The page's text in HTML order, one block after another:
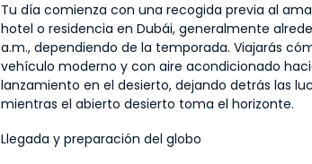
Tu día comienza con una recogida previa al
hotel o residencia en Dubái, generalmente
a.m., dependiendo de la temporada. Viajarás
vehículo moderno y con aire acondicionado
lanzamiento en el desierto, dejando detrás las
mientras el abierto desierto toma el horizonte.
Llegada y preparación del globo